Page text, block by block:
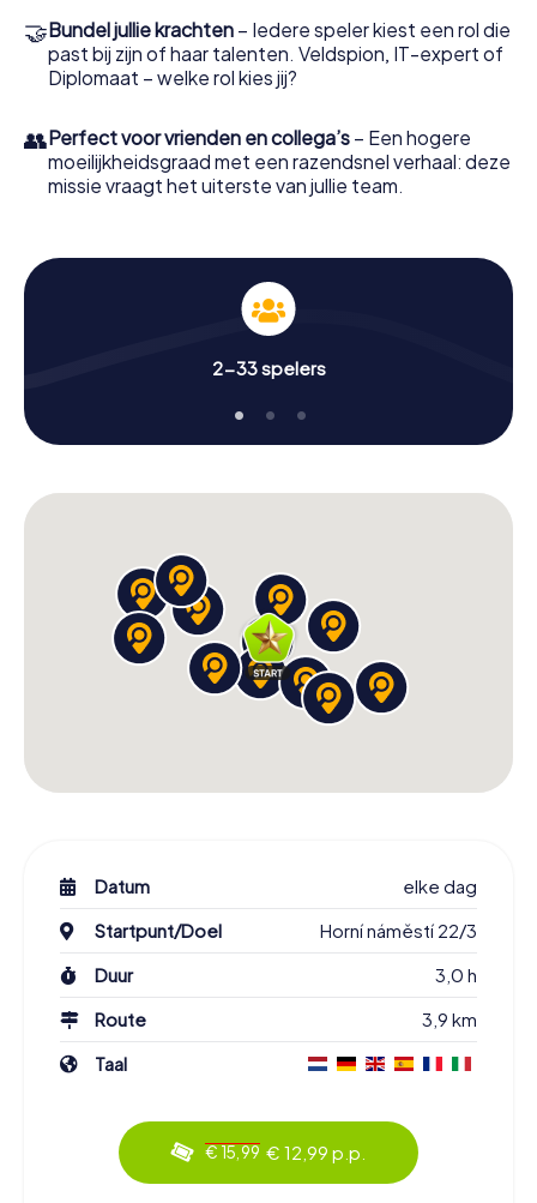
🤝Bundel jullie krachten – Iedere speler kiest een rol die
past bij zijn of haar talenten. Veldspion, IT-expert of
Diplomaat – welke rol kies jij?
👥Perfect voor vrienden en collega’s – Een hogere
moeilijkheidsgraad met een razendsnel verhaal: deze
missie vraagt het uiterste van jullie team.
2-33 spelers
Datum
elke dag
Startpunt/Doel
Horní náměstí 22/3
Duur
3,0 h
Route
3,9 km
Taal
€ 15,99 € 12,99 p.p.